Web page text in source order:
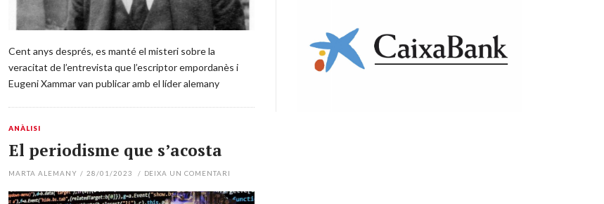
Cent anys després, es manté el misteri sobre la
veracitat de l’entrevista que l’escriptor empordanès i
Eugeni Xammar van publicar amb el líder alemany
ANÀLISI
El periodisme que s’acosta
MARTA ALEMANY / 28/01/2023 / DEIXA UN COMENTARI